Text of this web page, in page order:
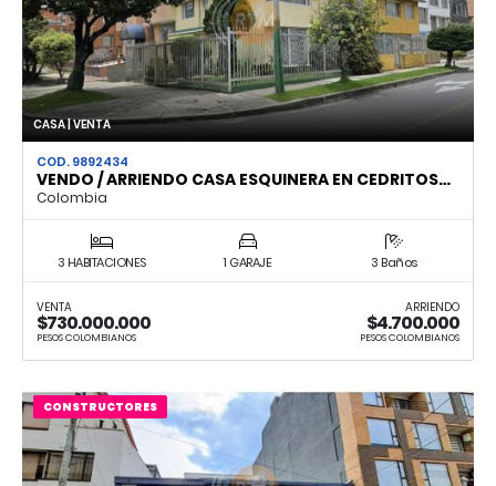
CASA | VENTA
COD. 9892434
VENDO / ARRIENDO CASA ESQUINERA EN CEDRITOS…
Colombia
3 HABITACIONES 1 GARAJE 3 Baños
VENTA
$730.000.000
PESOS COLOMBIANOS
ARRIENDO
$4.700.000
PESOS COLOMBIANOS
CONSTRUCTORES